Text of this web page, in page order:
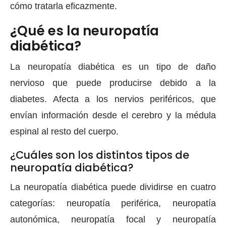
cómo tratarla eficazmente.
¿Qué es la neuropatía
diabética?
La neuropatía diabética es un tipo de daño
nervioso que puede producirse debido a la
diabetes. Afecta a los nervios periféricos, que
envían información desde el cerebro y la médula
espinal al resto del cuerpo.
¿Cuáles son los distintos tipos de
neuropatía diabética?
La neuropatía diabética puede dividirse en cuatro
categorías: neuropatía periférica, neuropatía
autonómica, neuropatía focal y neuropatía